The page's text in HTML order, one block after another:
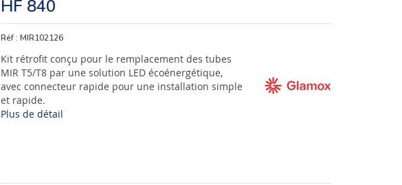
HF 840
Réf :MIR102126
Kit rétrofit conçu pour le remplacement des tubes
MIR T5/T8 par une solution LED écoénergétique,
avec connecteur rapide pour une installation simple
et rapide.
Plus de détail